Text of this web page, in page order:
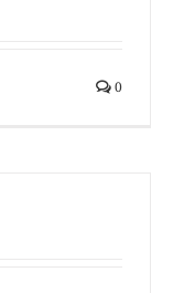
0